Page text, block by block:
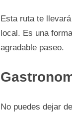
Esta ruta te
local. Es una
agradable paseo.
No puedes dejar